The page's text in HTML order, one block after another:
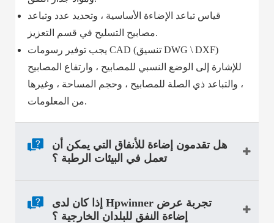
قياس تباعد الإضاءة الأساسية ، وتحديد عدد وتباعد
مصابيح التسليح في قسم التعزيز.
يجب توفير رسومات CAD (تنسيق DWG \ DXF)
للإشارة إلى الوضع النسبي للمصابيح ، وارتفاع المصابيح
، والتباعد ذي الصلة للمصابيح ، وحجم المساحة ، وغيرها
من المعلومات.
هل تقدمون إضاءة للأنفاق التي يمكن أن
تعمل في البيئات الرطبة ؟
إذا كان لدى Hpwinner تجربة عرض
إضاءة النفق للبلدان الخارجية ؟